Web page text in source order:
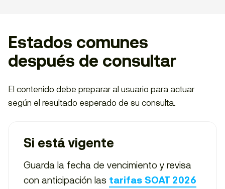
Estados comunes
después de consultar
El contenido debe preparar al usuario para actuar
según el resultado esperado de su consulta.
Si está vigente
Guarda la fecha de vencimiento y revisa
con anticipación las tarifas SOAT 2026